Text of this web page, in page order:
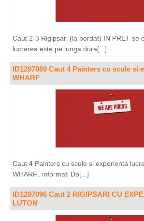
Caut 2-3 Rigipsari (la bordat) IN PRET se
lucrarea este pe lunga dura[...]
ID1297089 Caut 4 Painters cu scule si
WHARF
Caut 4 Painters cu scule si experienta
WHARF.. informati Do[...]
ID1297096 Caut 2 RIGIPSARI CU
LUTON